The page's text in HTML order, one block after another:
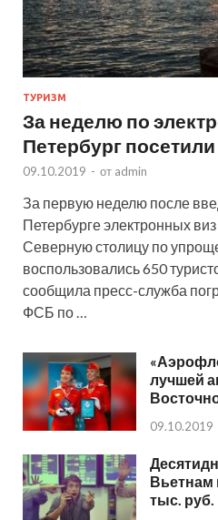
ТУРИЗМ
За неделю по
Петербург
09.10.2019 - от admin
За первую неделю после
Петербурге электронных
Северную столицу по
воспользовались 650
сообщила пресс-служба
ФСБ по …
лучшей
09.10.2019
Вьетнам
тыс. руб.